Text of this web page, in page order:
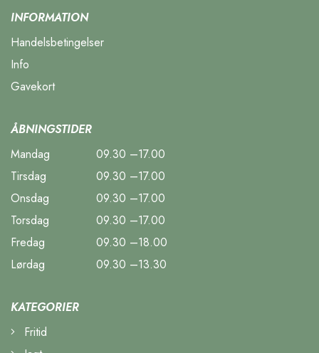
INFORMATION
Handelsbetingelser
Info
Gavekort
ÅBNINGSTIDER
Mandag
09.30 –17.00
Tirsdag
09.30 –17.00
Onsdag
09.30 –17.00
Torsdag
09.30 –17.00
Fredag
09.30 –18.00
Lørdag
09.30 –13.30
KATEGORIER
Fritid